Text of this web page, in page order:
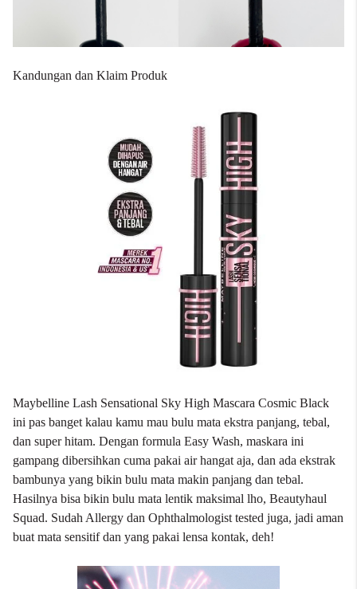
Kandungan dan Klaim Produk
Maybelline Lash Sensational Sky High Mascara Cosmic Black
ini pas banget kalau kamu mau bulu mata ekstra panjang, tebal,
dan super hitam. Dengan formula Easy Wash, maskara ini
gampang dibersihkan cuma pakai air hangat aja, dan ada ekstrak
bambunya yang bikin bulu mata makin panjang dan tebal.
Hasilnya bisa bikin bulu mata lentik maksimal lho, Beautyhaul
Squad. Sudah Allergy dan Ophthalmologist tested juga, jadi aman
buat mata sensitif dan yang pakai lensa kontak, deh!